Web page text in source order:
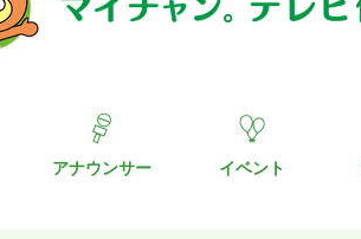
アナウンサー イベント